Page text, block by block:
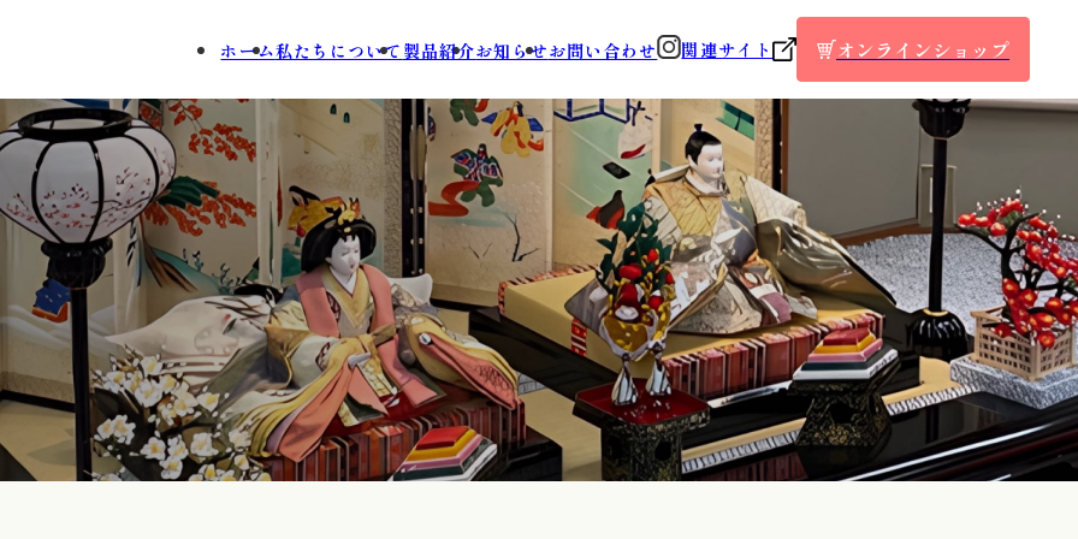
ホーム私たちについて 製品紹介お知らせお問い合わせ 関連サイト オンラインショップ